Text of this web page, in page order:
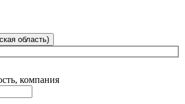
область)
компания